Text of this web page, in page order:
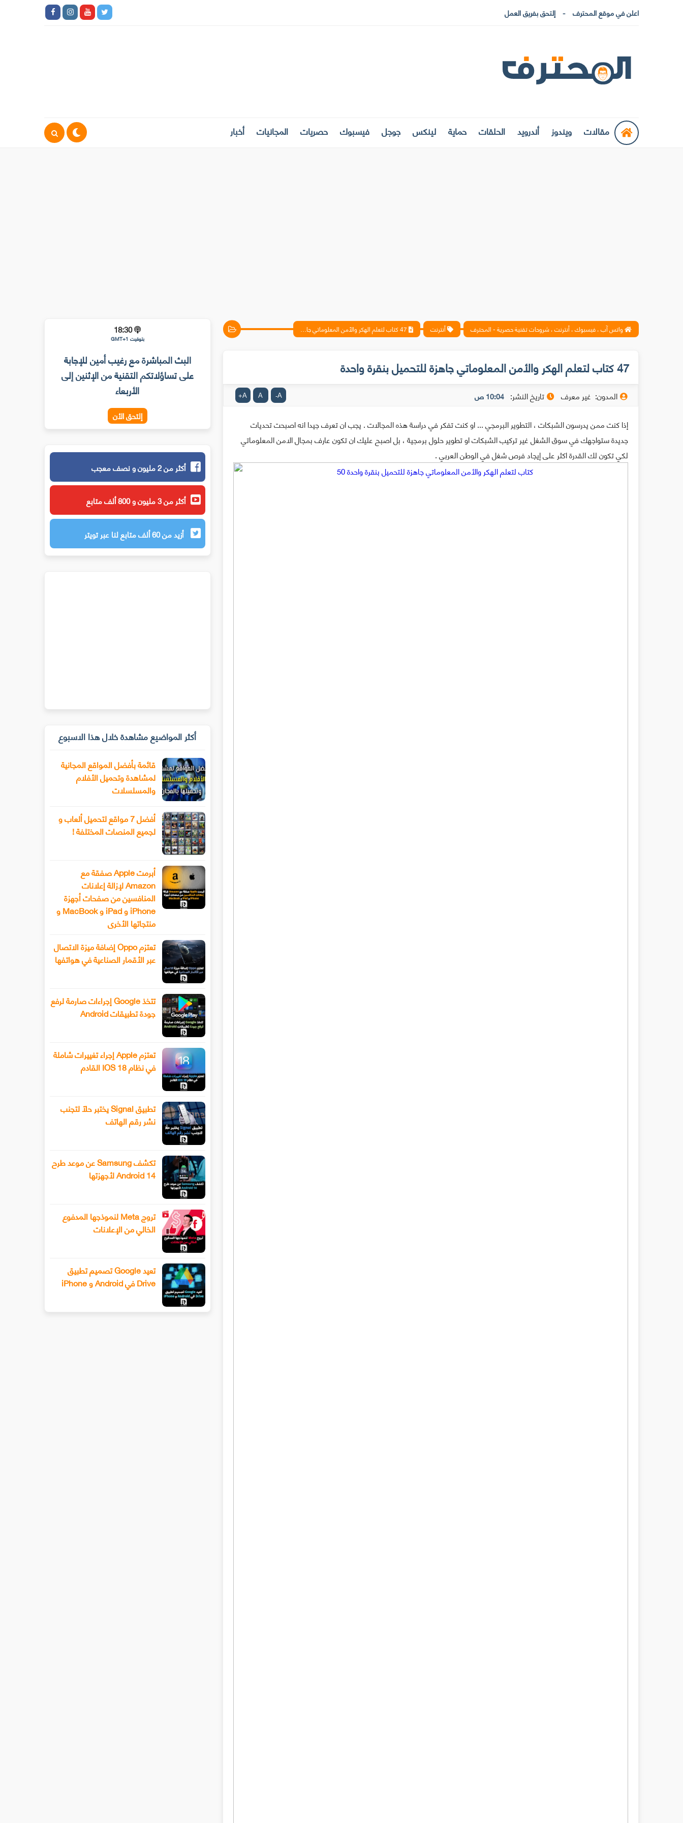
اعلن في موقع المحترف إلتحق بفريق العمل
مقالات ويندوز أندرويد الحلقات حماية لينكس جوجل فيسبوك حصريات المجانيات أخبار
واتس آب ، فيسبوك ، أنترنت ، شروحات تقنية حصرية - المحترف أنترنت
47 كتاب لتعلم الهكر والأمن المعلوماتي جاهزة للتحميل بنقرة واحدة
المدون: غير معرف تاريخ النشر: 10:04 ص A
-
A
A
+
إذا كنت ممن يدرسون الشبكات ، التطوير البرمجي ... او كنت تفكر في دراسة هذه المجالات . يجب ان تعرف جيدا انه اصبحت تحديات
جديدة ستواجهك في سوق الشغل غير تركيب الشبكات او تطوير حلول برمجية ، بل اصبح عليك ان تكون عارف بمجال الامن المعلوماتي
لكي تكون لك القدرة اكثر على إيجاد فرص شغل في الوطن العربي .
18:30
بتوقيت GMT+1
البث المباشرة مع رغيب أمين للإجابة
على تساؤلاتكم التقنية من الإثنين إلى
الأربعاء
إلتحق الأن
أكثر من 2 مليون و نصف معجب
أكثر من 3 مليون و 800 ألف متابع
أزيد من 60 ألف متابع لنا عبر تويتر
أكثر المواضيع مشاهدة خلال هذا الاسبوع
قائمة بأفضل المواقع المجانية
لمشاهدة وتحميل الأفلام
والمسلسلات
أفضل 7 مواقع لتحميل ألعاب و
لجميع المنصات المختلفة !
أبرمت Apple صفقة مع
Amazon لإزالة إعلانات
المنافسين من صفحات أجهزة
iPhone و iPad و MacBook و
منتجاتها الأخرى
تعتزم Oppo إضافة ميزة الاتصال
عبر الأقمار الصناعية في هواتفها
تتخذ Google إجراءات صارمة لرفع
جودة تطبيقات Android
تعتزم Apple إجراء تغييرات شاملة
في نظام IOS 18 القادم
تطبيق Signal يختبر حلًا لتجنب
نشر رقم الهاتف
تكشف Samsung عن موعد طرح
Android 14 لأجهزتها
تروج Meta لنموذجها المدفوع
الخالي من الإعلانات
تعيد Google تصميم تطبيق
Drive في Android و iPhone